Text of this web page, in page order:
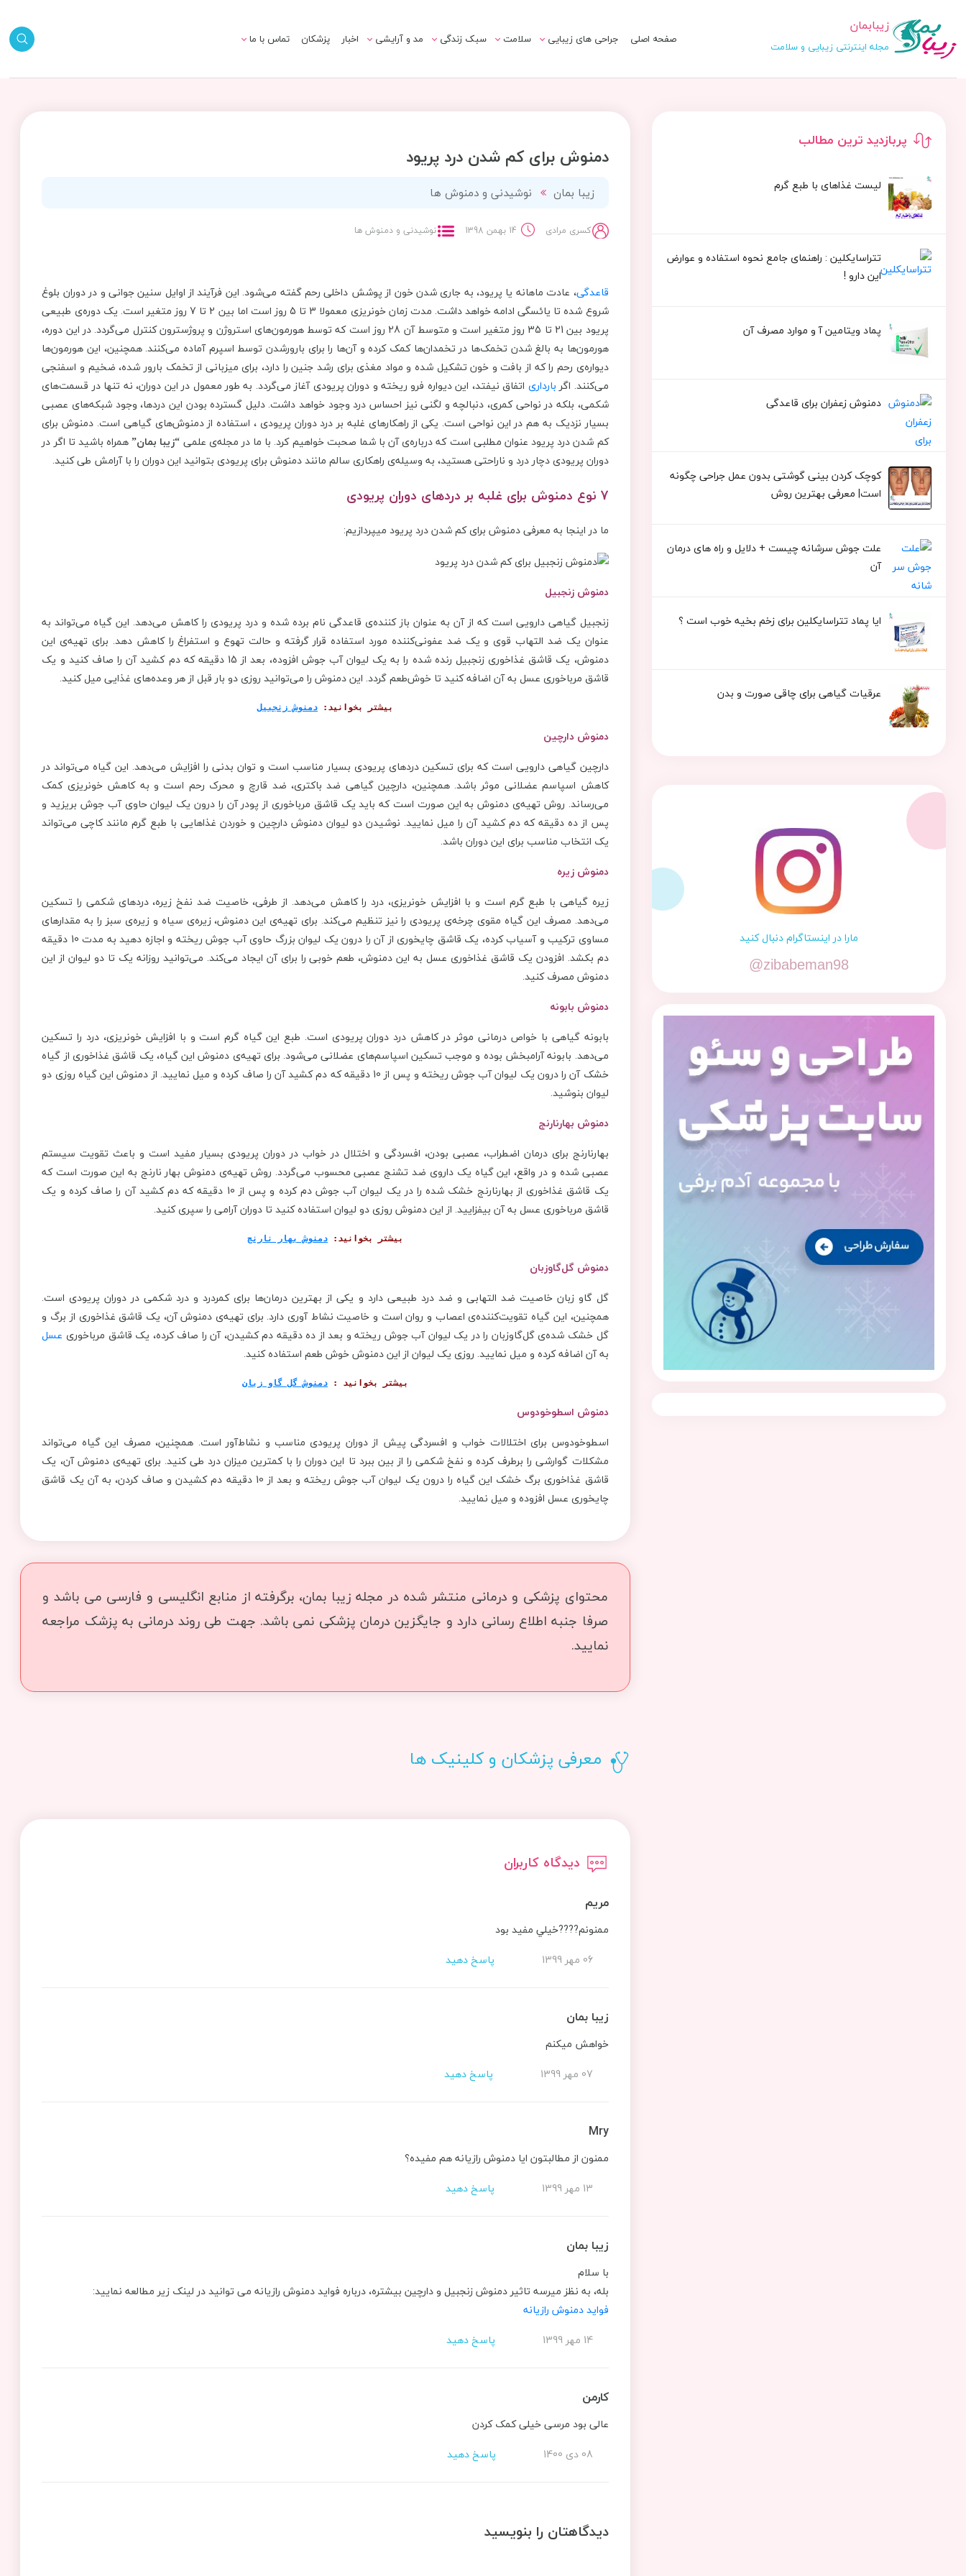
زیبابمان
مجله اینترنتی زیبایی و سلامت صفحه اصلی جراحی های زیبایی سلامت سبک زندگی مد و آرایشی اخبار پزشکان تماس با ما
پربازدید ترین مطالب
لیست غذاهای با طبع گرم
تتراسایکلین : راهنمای جامع نحوه استفاده و عوارض
این دارو !
پماد ویتامین آ و موارد مصرف آن
دمنوش زعفران برای قاعدگی
کوچک کردن بینی گوشتی بدون عمل جراحی چگونه
است| معرفی بهترین روش
علت جوش سرشانه چیست + دلایل و راه های درمان
آن
ایا پماد تتراسایکلین برای زخم بخیه خوب است ؟
عرقیات گیاهی برای چاقی صورت و بدن
مارا در اینستاگرام دنبال کنید
@zibabeman98
دمنوش برای کم شدن درد پریود
زیبا بمان نوشیدنی و دمنوش ها
کسری مرادی 14 بهمن 1398 نوشیدنی و دمنوش ها
قاعدگی، عادت ماهانه یا پریود، به جاری شدن خون از پوشش داخلی رحم گفته می‌شود. این فرآیند از اوایل سنین جوانی و در دوران بلوغ
شروع شده تا یائسگی ادامه خواهد داشت. مدت زمان خونریزی معمولا 3 تا 5 روز است اما بین 2 تا 7 روز متغیر است. یک دوره‌ی طبیعی
پریود بین 21 تا 35 روز متغیر است و متوسط آن 28 روز است که توسط هورمون‌های استروژن و پروژسترون کنترل می‌گردد. در این دوره،
هورمون‌ها به بالغ شدن تخمک‌ها در تخمدان‌ها کمک کرده و آن‌ها را برای بارورشدن توسط اسپرم آماده می‌کنند. همچنین، این هورمون‌ها
دیواره‌ی رحم را که از بافت و خون تشکیل شده و مواد مغذی برای رشد جنین را دارد، برای میزبانی از تخمک بارور شده، ضخیم و اسفنجی
می‌کنند. اگربارداری اتفاق نیفتد، این دیواره فرو ریخته و دوران پریودی آغاز می‌گردد. به طور معمول در این دوران، نه تنها در قسمت‌های
شکمی، بلکه در نواحی کمری، دنبالچه و لگنی نیز احساس درد وجود خواهد داشت. دلیل گسترده بودن این دردها، وجود شبکه‌های عصبی
بسیار نزدیک به هم در این نواحی است. یکی از راهکارهای غلبه بر درد دوران پریودی ، استفاده از دمنوش‌های گیاهی است. دمنوش برای
کم شدن درد پریود عنوان مطلبی است که درباره‌ی آن با شما صحبت خواهیم کرد. با ما در مجله‌ی علمی “زیبا بمان”همراه باشید تا اگر در
دوران پریودی دچار درد و ناراحتی هستید، به وسیله‌ی راهکاری سالم مانند دمنوش برای پریودی بتوانید این دوران را با آرامش طی کنید.
7 نوع دمنوش برای غلبه بر دردهای دوران پریودی
ما در اینجا به معرفی دمنوش برای کم شدن درد پریود میپردازیم:
دمنوش زنجبیل
زنجبیل گیاهی دارویی است که از آن به عنوان باز کننده‌ی قاعدگی نام برده شده و درد پریودی را کاهش می‌دهد. این گیاه می‌تواند به
عنوان یک ضد التهاب قوی و یک ضد عفونی‌کننده مورد استفاده قرار گرفته و حالت تهوع و استفراغ را کاهش دهد. برای تهیه‌ی این
دمنوش، یک قاشق غذاخوری زنجبیل رنده شده را به یک لیوان آب جوش افزوده، بعد از 15 دقیقه که دم کشید آن را صاف کنید و یک
قاشق مرباخوری عسل به آن اضافه کنید تا خوش‌طعم گردد. این دمنوش را می‌توانید روزی دو بار قبل از هر وعده‌های غذایی میل کنید.
بیشتر بخوانید: دمنوش زنجبیل
دمنوش دارچین
دارچین گیاهی دارویی است که برای تسکین دردهای پریودی بسیار مناسب است و توان بدنی را افزایش می‌دهد. این گیاه می‌تواند در
کاهش اسپاسم عضلانی موثر باشد. همچنین، دارچین گیاهی ضد باکتری، ضد قارچ و محرک رحم است و به کاهش خونریزی کمک
می‌رساند. روش تهیه‌ی دمنوش به این صورت است که باید یک قاشق مرباخوری از پودر آن را درون یک لیوان حاوی آب جوش بریزید و
پس از ده دقیقه که دم کشید آن را میل نمایید. نوشیدن دو لیوان دمنوش دارچین و خوردن غذاهایی با طبع گرم مانند کاچی می‌تواند
یک انتخاب مناسب برای این دوران باشد.
دمنوش زیره
زیره گیاهی با طبع گرم است و با افزایش خونریزی، درد را کاهش می‌دهد. از طرفی، خاصیت ضد نفخ زیره، دردهای شکمی را تسکین
می‌دهد. مصرف این گیاه مقوی چرخه‌ی پریودی را نیز تنظیم می‌کند. برای تهیه‌ی این دمنوش، زیره‌ی سیاه و زیره‌ی سبز را به مقدارهای
مساوی ترکیب و آسیاب کرده، یک قاشق چایخوری از آن را درون یک لیوان بزرگ حاوی آب جوش ریخته و اجازه دهید به مدت 10 دقیقه
دم بکشد. افزودن یک قاشق غذاخوری عسل به این دمنوش، طعم خوبی را برای آن ایجاد می‌کند. می‌توانید روزانه یک تا دو لیوان از این
دمنوش مصرف کنید.
دمنوش بابونه
بابونه گیاهی با خواص درمانی موثر در کاهش درد دوران پریودی است. طبع این گیاه گرم است و با افزایش خونریزی، درد را تسکین
می‌دهد. بابونه آرامبخش بوده و موجب تسکین اسپاسم‌های عضلانی می‌شود. برای تهیه‌ی دمنوش این گیاه، یک قاشق غذاخوری از گیاه
خشک آن را درون یک لیوان آب جوش ریخته و پس از 10 دقیقه که دم کشید آن را صاف کرده و میل نمایید. از دمنوش این گیاه روزی دو
لیوان بنوشید.
دمنوش بهارنارنج
بهارنارنج برای درمان اضطراب، عصبی بودن، افسردگی و اختلال در خواب در دوران پریودی بسیار مفید است و باعث تقویت سیستم
عصبی شده و در واقع، این گیاه یک داروی ضد تشنج عصبی محسوب می‌گردد. روش تهیه‌ی ‌دمنوش بهار نارنج به این صورت است که
یک قاشق غذاخوری از بهارنارنج خشک شده را در یک لیوان آب جوش دم کرده و پس از 10 دقیقه که دم کشید آن را صاف کرده و یک
قاشق مرباخوری عسل به آن بیفزایید. از این دمنوش روزی دو لیوان استفاده کنید تا دوران آرامی را سپری کنید.
بیشتر بخوانید: دمنوش بهار نارنج
دمنوش گل‌گاوزبان
گل گاو زبان خاصیت ضد التهابی و ضد درد طبیعی دارد و یکی از بهترین درمان‌ها برای کمردرد و درد شکمی در دوران پریودی است.
همچنین، این گیاه تقویت‌کننده‌ی اعصاب و روان است و خاصیت نشاط‌ آوری دارد. برای تهیه‌ی دمنوش آن، یک قاشق غذاخوری از برگ و
گل خشک شده‌ی گل‌گاوزبان را در یک لیوان آب جوش ریخته و بعد از ده دقیقه دم کشیدن، آن را صاف کرده، یک قاشق مرباخوری عسل
به آن اضافه کرده و میل نمایید. روزی یک لیوان از این دمنوش خوش طعم استفاده کنید.
بیشتر بخوانید : دمنوش گل گاو زبان
دمنوش اسطوخودوس
اسطوخودوس برای اختلالات خواب و افسردگی پیش از دوران پریودی مناسب و نشاط‌آور است. همچنین، مصرف این گیاه می‌تواند
مشکلات گوارشی را برطرف کرده و نفخ شکمی را از بین ببرد تا این دوران را با کمترین میزان درد طی کنید. برای تهیه‌ی دمنوش آن، یک
قاشق غذاخوری برگ خشک این گیاه را درون یک لیوان آب جوش ریخته و بعد از 10 دقیقه دم کشیدن و صاف کردن، به آن یک قاشق
چایخوری عسل افزوده و میل نمایید.
محتوای پزشکی و درمانی منتشر شده در مجله زیبا بمان، برگرفته از منابع انگلیسی و فارسی می باشد و
صرفا جنبه اطلاع رسانی دارد و جایگزین درمان پزشکی نمی باشد. جهت طی روند درمانی به پزشک مراجعه
نمایید.
معرفی پزشکان و کلینیک ها
دیدگاه کاربران
مريم
ممنونم????خيلي مفيد بود
06 مهر 1399
پاسخ دهید
زیبا بمان
خواهش میکنم
07 مهر 1399
پاسخ دهید
Mry
ممنون از مطالبتون ایا دمنوش رازیانه هم مفیده؟
13 مهر 1399
پاسخ دهید
زیبا بمان
با سلام
بله، به نظز میرسه تاثیر دمنوش زنجبیل و دارچین بیشتره، درباره فواید دمنوش رازیانه می توانید در لینک زیر مطالعه نمایید:
فواید دمنوش رازیانه
14 مهر 1399
پاسخ دهید
کارمن
عالی بود مرسی خیلی کمک کردن
08 دی 1400
پاسخ دهید
دیدگاهتان را بنویسید